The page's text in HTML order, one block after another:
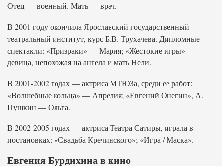
Отец — военный. Мать — врач.
В 2001 году окончила Ярославский государственный
театральный институт, курс Б.В. Трухачева. Дипломные
спектакли: «Призраки» — Мария; «Жестокие игры» —
девица, непохожая на ангела и мать Нели.
В 2001-2002 годах — актриса МТЮЗа, среди ее работ:
«Волшебные кольца» — Апрелия; «Евгений Онегин», А.
Пушкин — Ольга.
В 2002-2005 годах — актриса Театра Сатиры, играла в
постановках: «Свадьба Кречинского»; «Игра / Маска».
Евгения Бурдихина в кино